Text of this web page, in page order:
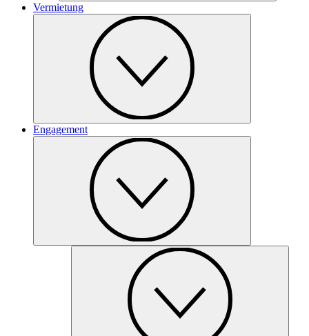
Vermietung
Engagement